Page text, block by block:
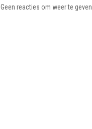
Geen reacties om weer te geven.